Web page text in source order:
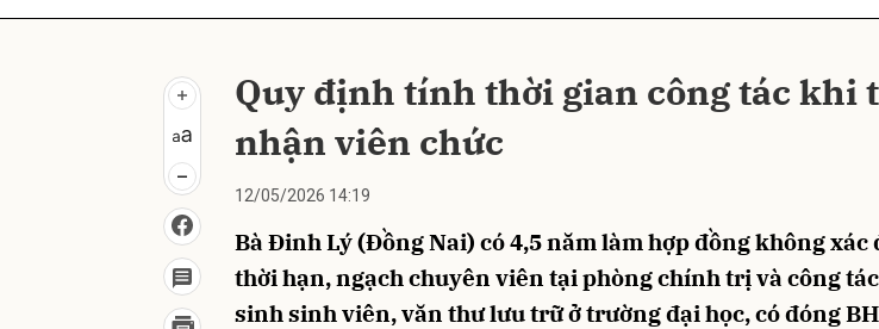
Quy định tính thời gian công tác khi
nhận viên chức
12/05/2026 14:19
Bà Đinh Lý (Đồng Nai) có 4,5 năm làm hợp đồng không xác
thời hạn, ngạch chuyên viên tại phòng chính trị và công
sinh sinh viên, văn thư lưu trữ ở trường đại học, có đóng